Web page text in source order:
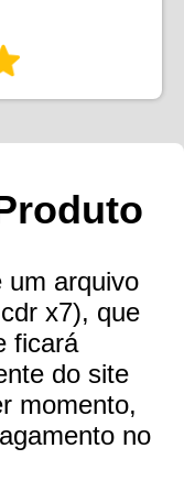
um arquivo
x7), que
ficará
do site
momento,
no